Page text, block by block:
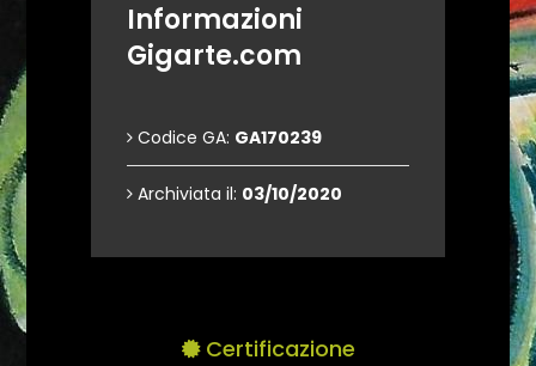
Informazioni
Gigarte.com
Codice GA: GA170239
Archiviata il: 03/10/2020
Certificazione